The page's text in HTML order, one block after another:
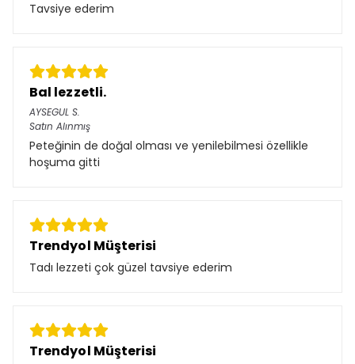
Tavsiye ederim
Bal lezzetli.
AYSEGUL S.
Satın Alınmış
Peteğinin de doğal olması ve yenilebilmesi özellikle
hoşuma gitti
Trendyol Müşterisi
Tadı lezzeti çok güzel tavsiye ederim
Trendyol Müşterisi